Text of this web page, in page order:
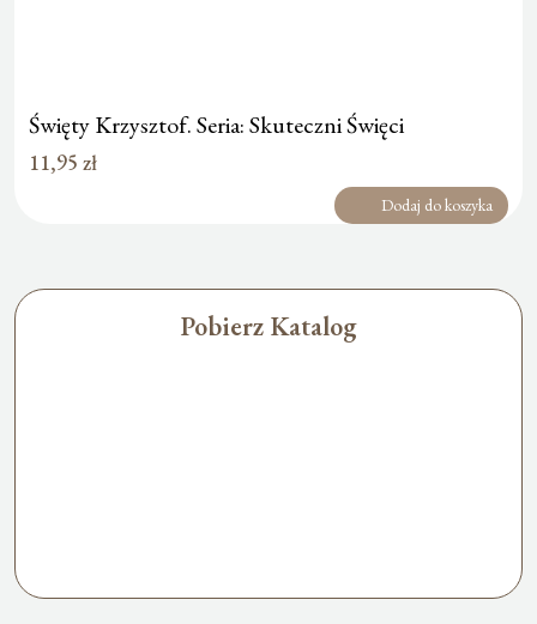
Święty Krzysztof. Seria: Skuteczni Święci
11,95 zł
Dodaj do koszyka
Pobierz Katalog